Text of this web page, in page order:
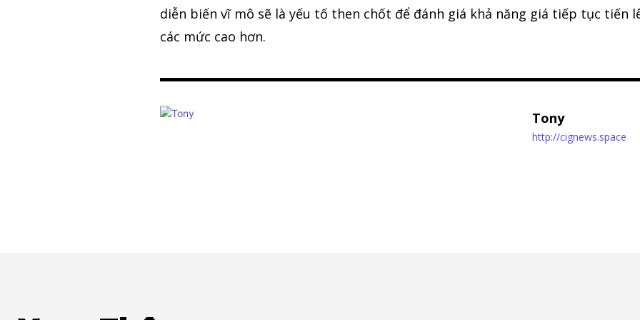
diễn biến vĩ mô sẽ là yếu tố then chốt để đánh giá khả năng giá tiếp tục tiến
các mức cao hơn.
Tony
http://cignews.space